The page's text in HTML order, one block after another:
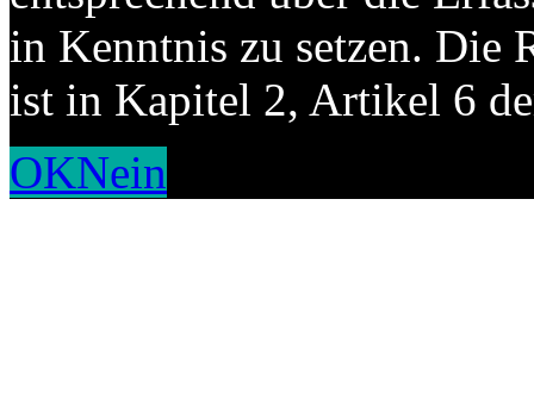
in Kenntnis zu setzen. Die
ist in Kapitel 2, Artikel 6
OKNein